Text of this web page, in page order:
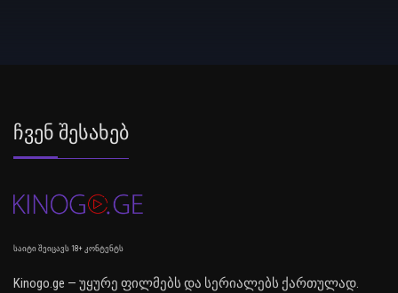
Ჩვენ Შესახებ
საიტი შეიცავს 18+ კონტენტს
Kinogo.ge — უყურე ფილმებს და სერიალებს ქართულად.